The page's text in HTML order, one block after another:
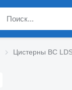
Цистерны BC